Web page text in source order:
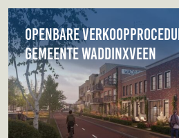
Openbare
gemeente Waddinxveen